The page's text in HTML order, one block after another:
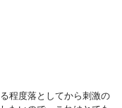
程度落としてから刺激の